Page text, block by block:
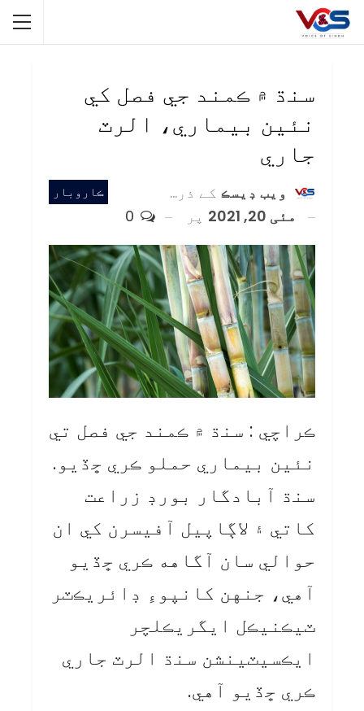
سنڌ ۾ ڪمند جي فصل کي
نئين بيماري، الرٽ
جاري
ڪاروبار ويب ڊيسڪ کے ذریعہ
مئی 20, 2021
پر
ڪراچي : سنڌ ۾ ڪمند جي فصل تي
نئين بيماري حملو ڪري ڇڏيو.
سنڌ آبادگار بورڊ زراعت
کاتي ۽ لاڳاپيل آفيسرن کي ان
حوالي سان آگاهه ڪري ڇڏيو
آهي، جنهن کانپوءِ ڊائريڪٽر
ٽيڪنيڪل ايگريڪلچر
ايڪسيٽينشن سنڌ الرٽ جاري
ڪري ڇڏيو آهي.